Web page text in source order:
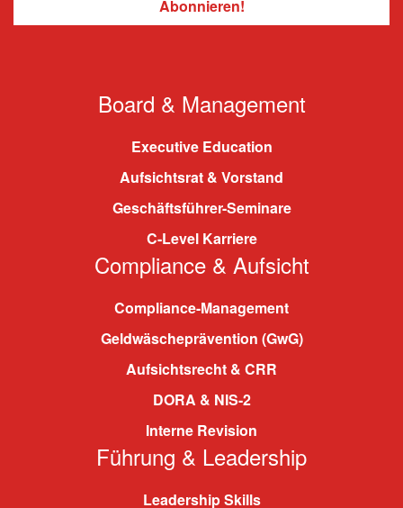
Board & Management
Executive Education
Aufsichtsrat & Vorstand
Geschäftsführer-Seminare
C-Level Karriere
Compliance & Aufsicht
Compliance-Management
Geldwäscheprävention (GwG)
Aufsichtsrecht & CRR
DORA & NIS-2
Interne Revision
Führung & Leadership
Leadership Skills